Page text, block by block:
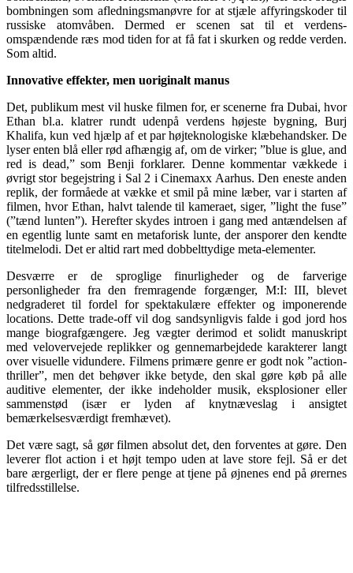
bombningen som afledningsmanøvre for at stjæle affyringskoder til
russiske atomvåben. Dermed er scenen sat til et verdens-
omspændende ræs mod tiden for at få fat i skurken og redde verden.
Som altid.
Innovative effekter, men uoriginalt manus
Det, publikum mest vil huske filmen for, er scenerne fra Dubai, hvor
Ethan bl.a. klatrer rundt udenpå verdens højeste bygning, Burj
Khalifa, kun ved hjælp af et par højteknologiske klæbehandsker. De
lyser enten blå eller rød afhængig af, om de virker; ”blue is glue, and
red is dead,” som Benji forklarer. Denne kommentar vækkede i
øvrigt stor begejstring i Sal 2 i Cinemaxx Aarhus. Den eneste anden
replik, der formåede at vække et smil på mine læber, var i starten af
filmen, hvor Ethan, halvt talende til kameraet, siger, ”light the fuse”
(”tænd lunten”). Herefter skydes introen i gang med antændelsen af
en egentlig lunte samt en metaforisk lunte, der ansporer den kendte
titelmelodi. Det er altid rart med dobbelttydige meta-elementer.
Desværre er de sproglige finurligheder og de farverige
personligheder fra den fremragende forgænger, M:I: III, blevet
nedgraderet til fordel for spektakulære effekter og imponerende
locations. Dette trade-off vil dog sandsynligvis falde i god jord hos
mange biografgængere. Jeg vægter derimod et solidt manuskript
med velovervejede replikker og gennemarbejdede karakterer langt
over visuelle vidundere. Filmens primære genre er godt nok ”action-
thriller”, men det behøver ikke betyde, den skal gøre køb på alle
auditive elementer, der ikke indeholder musik, eksplosioner eller
sammenstød (især er lyden af knytnæveslag i ansigtet
bemærkelsesværdigt fremhævet).
Det være sagt, så gør filmen absolut det, den forventes at gøre. Den
leverer flot action i et højt tempo uden at lave store fejl. Så er det
bare ærgerligt, der er flere penge at tjene på øjnenes end på ørernes
tilfredsstillelse.